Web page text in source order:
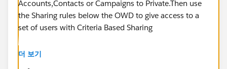
Accounts,Contacts or Campaigns to Private.Then use
the Sharing rules below the OWD to give access to a
set of users with Criteria Based Sharing
As Steve pointed out if you could share the details
더 보기